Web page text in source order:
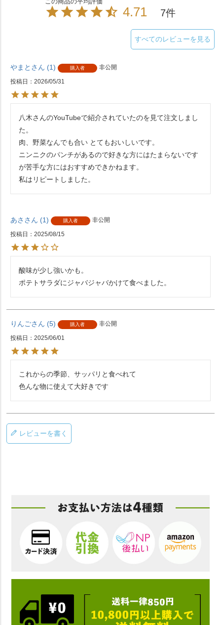
4.71 7
すべてのレビューを見る
やまと 1 購入者 非公開
投稿日 2026/05/31
八木さんのYouTubeで紹介されていたのを見て注文しまし
た。
肉、野菜なんでも合い とてもおいしいです。
ニンニクのパンチがあるので好きな方にはたまらないです
が苦手な方にはおすすめできかねます。
私はリピートしました。
あさ 1 購入者 非公開
投稿日 2025/08/15
酸味が少し強いかも。
ポテトサラダにジャバジャバかけて食べました。
りんご 5 購入者 非公開
投稿日 2025/06/01
これからの季節、サッパリと食べれて
色んな物に使えて大好きです
レビューを書く